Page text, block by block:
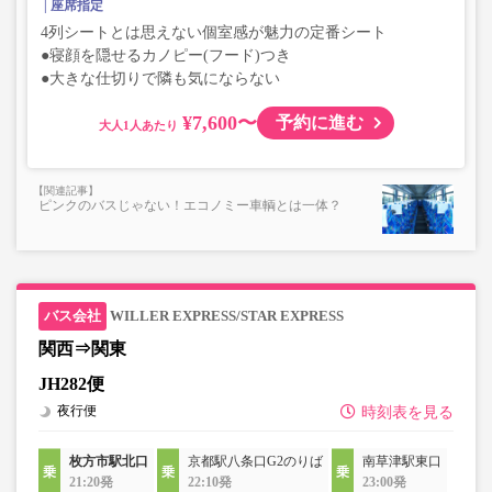
座席指定
4列シートとは思えない個室感が魅力の定番シート
●寝顔を隠せるカノピー(フード)つき
●大きな仕切りで隣も気にならない
大人 ¥7,600〜 予約に進む
ピンクのバスじゃない！エコノミー車輌とは一体？
WILLER EXPRESS/STAR EXPRESS
関西⇒関東
JH282便
時刻表を見る
夜行便
枚方市駅北口
21:20発
京都駅八条口G2のりば
22:10発
南草津駅東口
23:00発